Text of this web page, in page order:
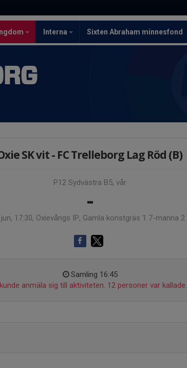
Interna Sixten Abraham minnesfond
SK vit - FC Trelleborg Lag Röd (B)
P12 Sydvästra B5, vår
-
jun, 17:30, Oxievångs IP, Gamla konstgräs 1 7-manna 2
Samling 16:45
anmäla sig till aktiviteten. 12 personer var kallade.